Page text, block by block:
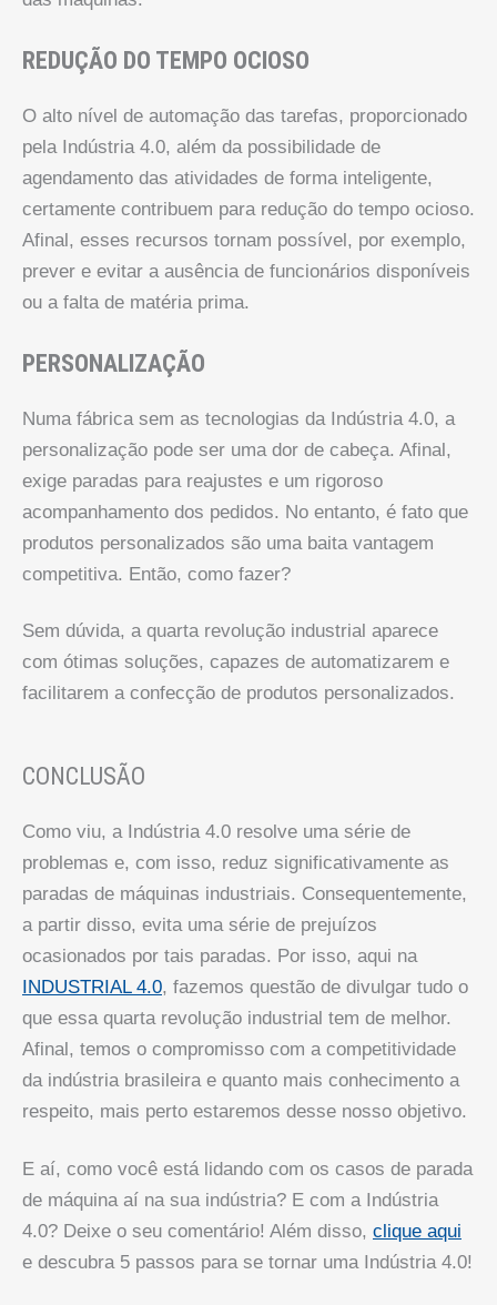
REDUÇÃO DO TEMPO OCIOSO
O alto nível de automação das tarefas, proporcionado
pela Indústria 4.0, além da possibilidade de
agendamento das atividades de forma inteligente,
certamente contribuem para redução do tempo ocioso.
Afinal, esses recursos tornam possível, por exemplo,
prever e evitar a ausência de funcionários disponíveis
ou a falta de matéria prima.
PERSONALIZAÇÃO
Numa fábrica sem as tecnologias da Indústria 4.0, a
personalização pode ser uma dor de cabeça. Afinal,
exige paradas para reajustes e um rigoroso
acompanhamento dos pedidos. No entanto, é fato que
produtos personalizados são uma baita vantagem
competitiva. Então, como fazer?
Sem dúvida, a quarta revolução industrial aparece
com ótimas soluções, capazes de automatizarem e
facilitarem a confecção de produtos personalizados.
CONCLUSÃO
Como viu, a Indústria 4.0 resolve uma série de
problemas e, com isso, reduz significativamente as
paradas de máquinas industriais. Consequentemente,
a partir disso, evita uma série de prejuízos
ocasionados por tais paradas. Por isso, aqui na
INDUSTRIAL 4.0, fazemos questão de divulgar tudo o
que essa quarta revolução industrial tem de melhor.
Afinal, temos o compromisso com a competitividade
da indústria brasileira e quanto mais conhecimento a
respeito, mais perto estaremos desse nosso objetivo.
E aí, como você está lidando com os casos de parada
de máquina aí na sua indústria? E com a Indústria
4.0? Deixe o seu comentário! Além disso, clique aqui
e descubra 5 passos para se tornar uma Indústria 4.0!